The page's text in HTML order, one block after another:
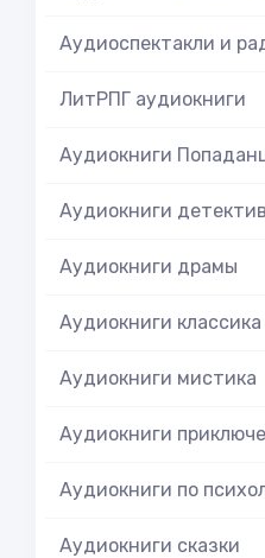
Аудиоспектакли и
ЛитРПГ аудиокниги
Аудиокниги
Аудиокниги
Аудиокниги драмы
Аудиокниги классика
Аудиокниги мистика
Аудиокниги
Аудиокниги по
Аудиокниги сказки